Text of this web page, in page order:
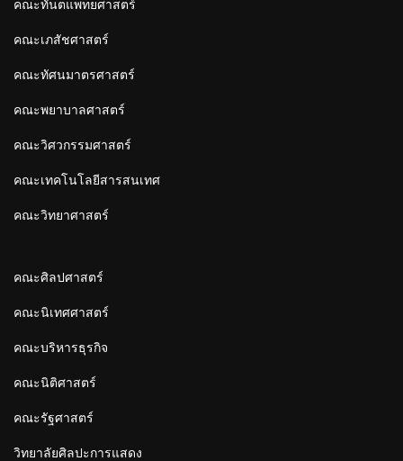
คณะทันตแพทยศาสตร์
คณะเภสัชศาสตร์
คณะทัศนมาตรศาสตร์
คณะพยาบาลศาสตร์
คณะวิศวกรรมศาสตร์
คณะเทคโนโลยีสารสนเทศ
คณะวิทยาศาสตร์
คณะศิลปศาสตร์
คณะนิเทศศาสตร์
คณะบริหารธุรกิจ
คณะนิติศาสตร์
คณะรัฐศาสตร์
วิทยาลัยศิลปะการแสดง